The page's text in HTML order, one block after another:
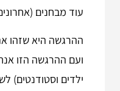
עוד מבחנים
ההרגשה היא שזהו
ועם ההרגשה הזו
ילדים וסטודנטים)